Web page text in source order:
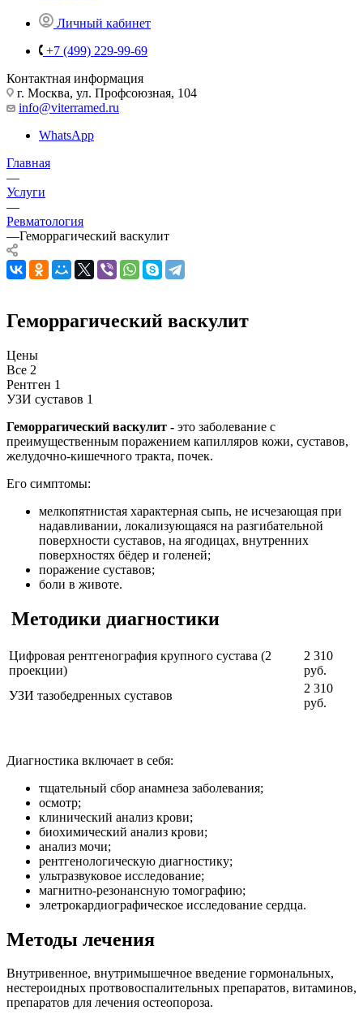
Личный кабинет
+7 (499) 229-99-69
Контактная информация
г. Москва, ул. Профсоюзная, 104
info@viterramed.ru
WhatsApp
Главная
—
Услуги
—
Ревматология
—Геморрагический васкулит
Геморрагический васкулит
Цены
Все 2
Рентген 1
УЗИ суставов 1
Геморрагический васкулит - это заболевание с
преимущественным поражением капилляров кожи, суставов,
желудочно-кишечного тракта, почек.
Его симптомы:
мелкопятнистая характерная сыпь, не исчезающая при
надавливании, локализующаяся на разгибательной
поверхности суставов, на ягодицах, внутренних
поверхностях бёдер и голеней;
поражение суставов;
боли в животе.
Методики диагностики
Цифровая рентгенография крупного сустава (2
проекции)
2 310
руб.
УЗИ тазобедренных суставов
2 310
руб.
Диагностика включает в себя:
тщательный сбор анамнеза заболевания;
осмотр;
клинический анализ крови;
биохимический анализ крови;
анализ мочи;
рентгенологическую диагностику;
ультразвуковое исследование;
магнитно-резонансную томографию;
элетрокардиографическое исследование сердца.
Методы лечения
Внутривенное, внутримышечное введение гормональных,
нестероидных протвовоспалительных препаратов, витаминов,
препаратов для лечения остеопороза.